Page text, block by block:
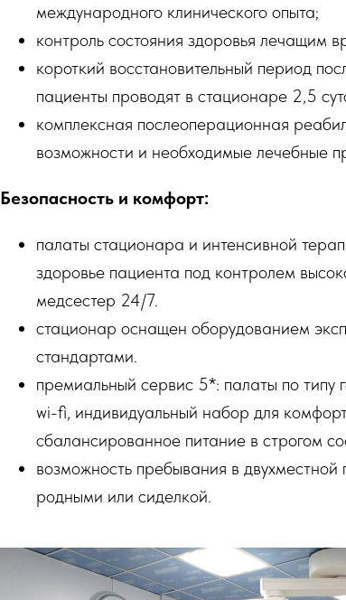
международного клинического опыта;
контроль состояния здоровья лечащим
короткий восстановительный период
пациенты проводят в стационаре 2,5
комплексная послеоперационная
возможности и необходимые лечебные
Безопасность и комфорт:
палаты стационара и интенсивной
здоровье пациента под контролем
медсестер 24/7.
стационар оснащен оборудованием
стандартами.
премиальный сервис 5*: палаты по типу
wi-fi, индивидуальный набор для
сбалансированное питание в строгом
возможность пребывания в
родными или сиделкой.